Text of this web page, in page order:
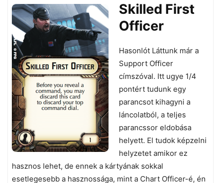
Skilled First
Officer
Hasonlót Láttunk már a
Support Officer
címszóval. Itt ugye 1/4
pontért tudunk egy
parancsot kihagyni a
láncolatból, a teljes
parancssor eldobása
helyett. El tudok képzelni
helyzetet amikor ez
hasznos lehet, de ennek a kártyának sokkal
esetlegesebb a hasznossága, mint a Chart Officer-é, én